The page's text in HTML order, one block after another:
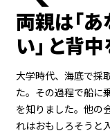
両親は「
い」 と背中
大学時代、海底で採
た。その過程で船に
を知りました。他の
れはおもしろそうと